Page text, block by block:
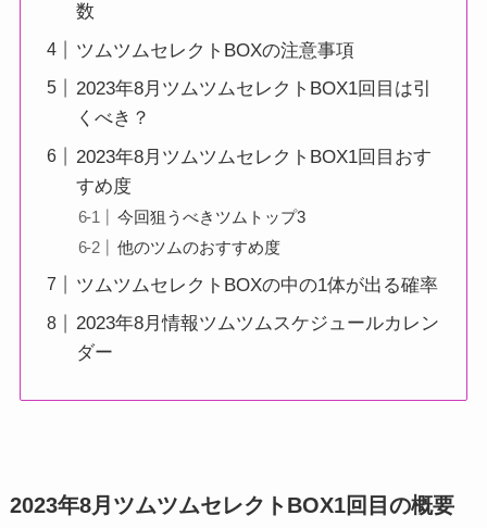
数
ツムツムセレクトBOXの注意事項
2023年8月ツムツムセレクトBOX1回目は引
くべき？
2023年8月ツムツムセレクトBOX1回目おす
すめ度
今回狙うべきツムトップ3
他のツムのおすすめ度
ツムツムセレクトBOXの中の1体が出る確率
2023年8月情報ツムツムスケジュールカレン
ダー
2023年8月ツムツムセレクトBOX1回目の概要